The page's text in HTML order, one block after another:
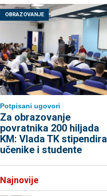
OBRAZOVANJE
Potpisani ugovori
Za obrazovanje
povratnika 200 hiljada
KM: Vlada TK stipendira
učenike i studente
Najnovije